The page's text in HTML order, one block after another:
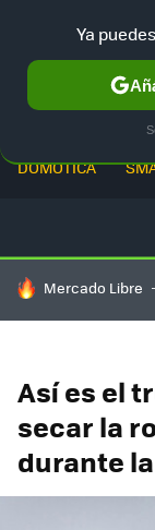
DOMÓTICA
HOY SE HABLA
Mercado Libre
Así es el
secar la
durante
Ya